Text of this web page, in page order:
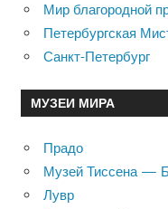
Мир благородной
Петербургская
Санкт-Петербург
МУЗЕИ МИРА
Прадо
Музей Тиссена —
Лувр